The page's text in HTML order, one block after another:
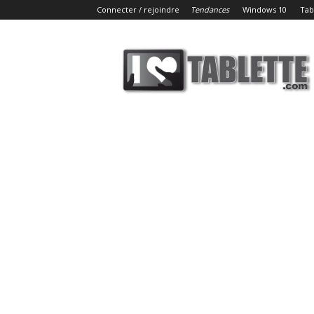
Connecter / rejoindre Tendances Windows 10